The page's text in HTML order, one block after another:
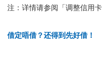
注：详情请参阅 「调整信用
借定唔借？还得到先好借！